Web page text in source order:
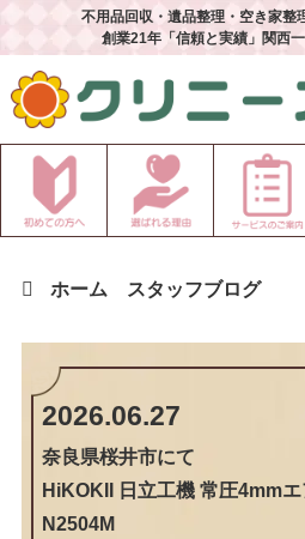
不用品回収・遺品整理・空き家整
創業21年「信頼と実績」関西
ホーム スタッフブログ
2026.06.27
奈良県桜井市にて
HiKOKII 日立工機 常圧4mm
N2504M